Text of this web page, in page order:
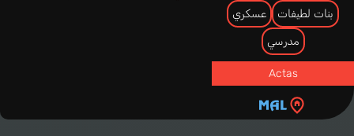
بنات لطيفات عسكري
مدرسي
Actas